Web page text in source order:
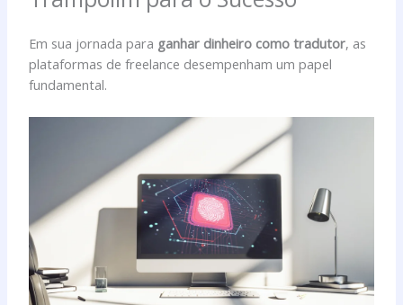
Em sua jornada para ganhar dinheiro como tradutor, as
plataformas de freelance desempenham um papel
fundamental.